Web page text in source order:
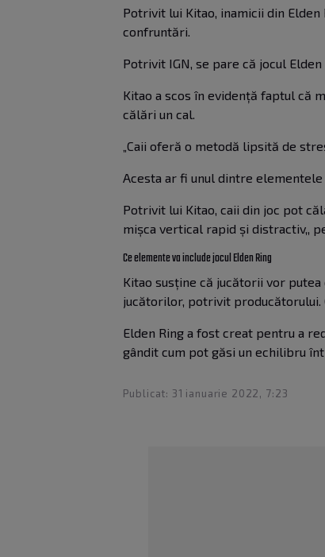
Potrivit lui Kitao, inamicii din
confruntări.
Potrivit IGN, se pare că jocul
Kitao a scos în evidență faptul că
călări un cal.
„Caii oferă o metodă lipsită de
Acesta ar fi unul dintre
Potrivit lui Kitao, caii din joc pot
mișca vertical rapid și distractiv,,
Ce elemente va include jocul Elden Ring
Kitao susține că jucătorii vor
jucătorilor, potrivit producătorului.
Elden Ring a fost creat pentru a
gândit cum pot găsi un echilibru
Publicat: 31 ianuarie 2022, 7:23